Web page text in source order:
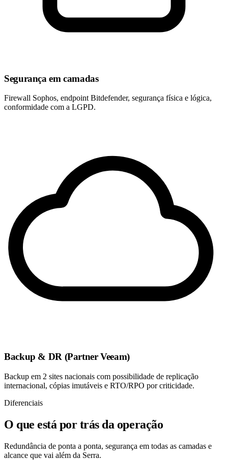
Segurança em camadas
Firewall Sophos, endpoint Bitdefender, segurança física e lógica,
conformidade com a LGPD.
Backup & DR (Partner Veeam)
Backup em 2 sites nacionais com possibilidade de replicação
internacional, cópias imutáveis e RTO/RPO por criticidade.
Diferenciais
O que está por trás da operação
Redundância de ponta a ponta, segurança em todas as camadas e
alcance que vai além da Serra.